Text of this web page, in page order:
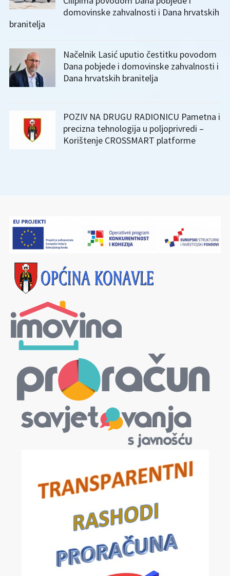
domovinske zahvalnosti i Dana hrvatskih
branitelja
Načelnik Lasić uputio čestitku povodom
Dana pobjede i domovinske zahvalnosti i
Dana hrvatskih branitelja
POZIV NA DRUGU RADIONICU Pametna i
precizna tehnologija u poljoprivredi –
Korištenje CROSSMART platforme